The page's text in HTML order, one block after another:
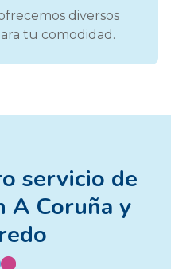
diversos
tu comodidad.
servicio de
A Coruña y